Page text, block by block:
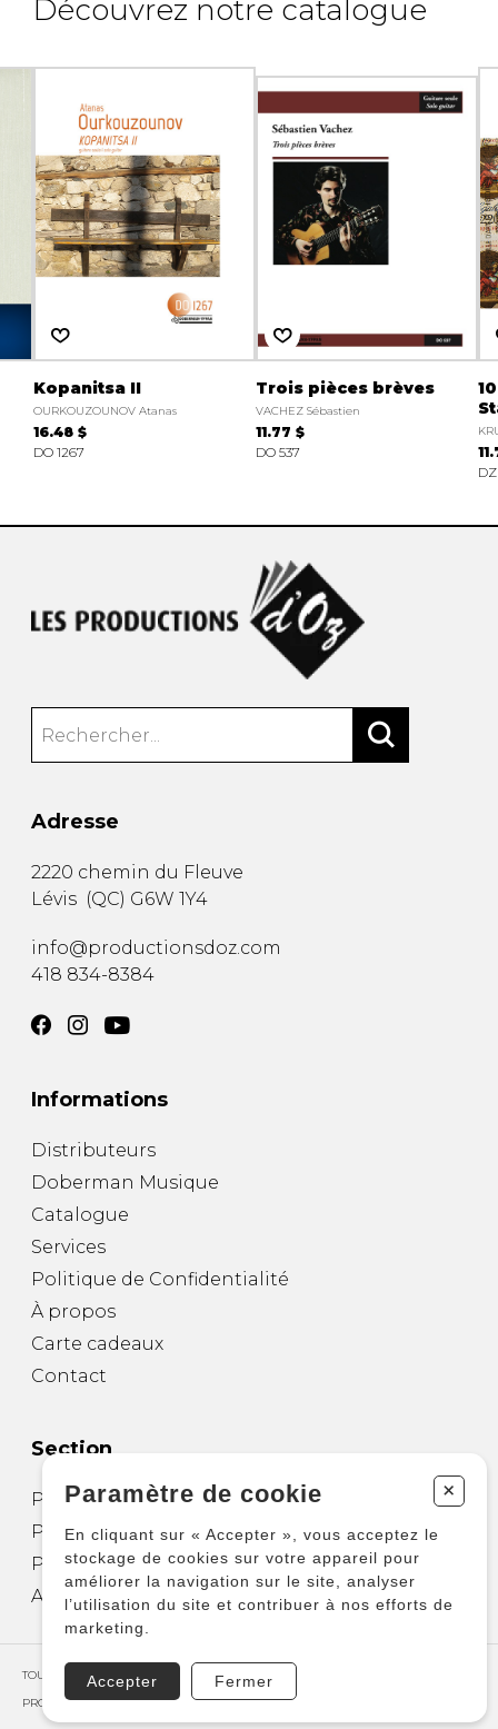
Découvrez notre catalogue
Kopanitsa II
OURKOUZOUNOV Atanas
16.48 $
DO 1267
Trois pièces brèves
VACHEZ Sébastien
11.77 $
DO 537
Adresse
2220 chemin du Fleuve
Lévis (QC) G6W 1Y4
info@productionsdoz.com
418 834-8384
Informations
Distributeurs
Doberman Musique
Catalogue
Services
Politique de Confidentialité
À propos
Carte cadeaux
Contact
Section
Partitions pour guitare
Partitions pour autres instruments
Partitions pour ensembles
Autres produits
TOUS DROITS RÉSERVÉS © COPYRIGHT 2026 – PRODUCTIONS D'OZ
PROPULSÉ PAR
Paramètre de cookie +
En cliquant sur « Accepter », vous acceptez le
stockage de cookies sur votre appareil pour
améliorer la navigation sur le site, analyser
l’utilisation du site et contribuer à nos efforts de
marketing.
Accepter Fermer